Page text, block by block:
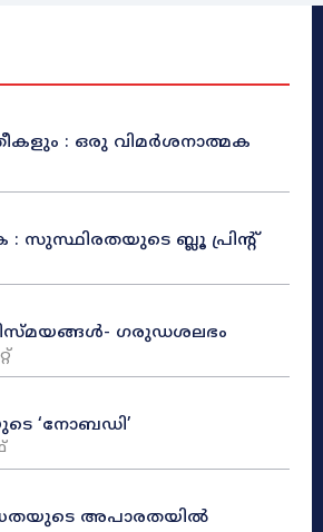
: ഒരു വിമർശനാത്മക
: സുസ്ഥിരതയുടെ ബ്ലൂ പ്രിന്റ്
ഗരുഡശലഭം
‘നോബഡി’
അപാരതയിൽ